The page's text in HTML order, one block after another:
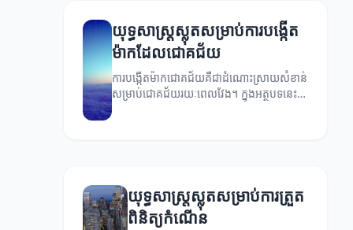
យុទ្ធសាស្ត្រស្លុតសម្រាប់ការបង្កើត
ម៉ាកដែលជោគជ័យ
ការបង្កើតម៉ាកជោគជ័យគឺជាដំណោះស្រាយសំខាន់
សម្រាប់ជោគជ័យរយៈពេលវែង។ ក្នុងអត្ថបទនេះ
យុទ្ធសាស្ត្រស្លុតសម្រាប់ការត្រួត
ពិនិត្យកំណើន